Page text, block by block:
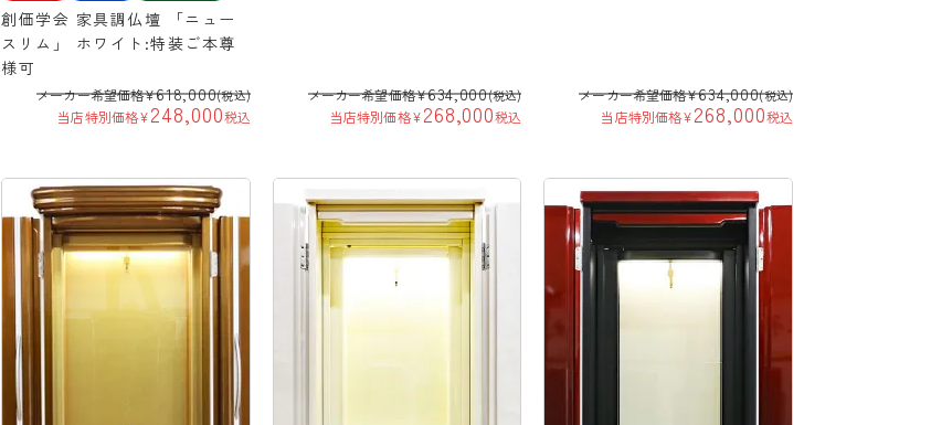
創価学会 家具調仏壇 「ニュー
スリム」 ホワイト:特装ご本尊
様可
メーカー希望価格¥618,000(税込)
当店特別価格¥248,000税込
メーカー希望価格¥634,000(税込)
当店特別価格¥268,000税込
メーカー希望価格¥634,000(税込)
当店特別価格¥268,000税込